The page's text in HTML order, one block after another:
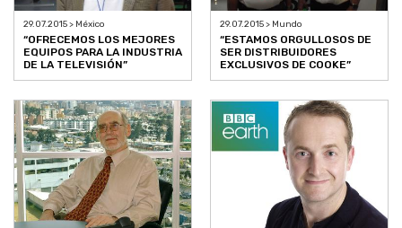
29.07.2015 > México
“OFRECEMOS LOS MEJORES
EQUIPOS PARA LA INDUSTRIA
DE LA TELEVISIÓN”
29.07.2015 > Mundo
“ESTAMOS ORGULLOSOS DE
SER DISTRIBUIDORES
EXCLUSIVOS DE COOKE”